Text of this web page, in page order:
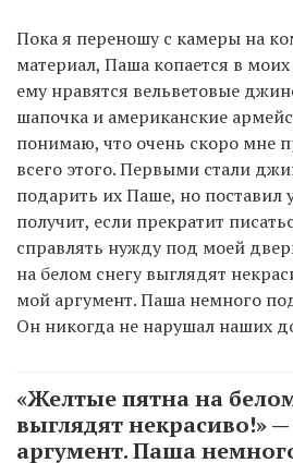
Пока я переношу с камеры на
материал, Паша копается в
ему нравятся вельветовые
шапочка и американские
понимаю, что очень скоро мне
всего этого. Первыми стали
подарить их Паше, но поставил
получит, если прекратит
справлять нужду под моей
на белом снегу выглядят
мой аргумент. Паша немного
Он никогда не нарушал наших
«Желтые пятна на
выглядят некрасиво!»
аргумент. Паша